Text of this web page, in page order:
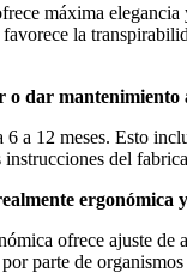
máxima
la
o dar mantenimiento
6 a 12 meses. Esto
del
ergonómica
ofrece ajuste
parte de